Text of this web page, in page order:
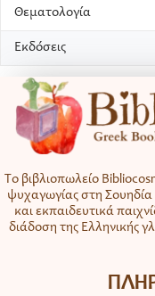
Θεματολογία
Εκδόσεις
Το βιβλιοπωλείο
ψυχαγωγίας στη Σουηδία
και εκπαιδευτικά
διάδοση της Ελληνικής